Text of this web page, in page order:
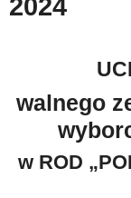
2024
walnego
w ROD